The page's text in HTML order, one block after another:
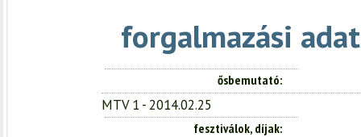
forgalmazási
ősbemutató
MTV 1 - 2014.02.25
fesztiválok, díjak